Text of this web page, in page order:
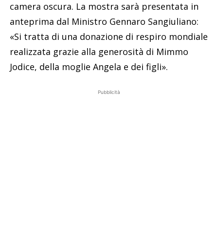
camera oscura. La mostra sarà presentata in
anteprima dal Ministro Gennaro Sangiuliano:
«Si tratta di una donazione di respiro mondiale
realizzata grazie alla generosità di Mimmo
Jodice, della moglie Angela e dei figli».
Pubblicità